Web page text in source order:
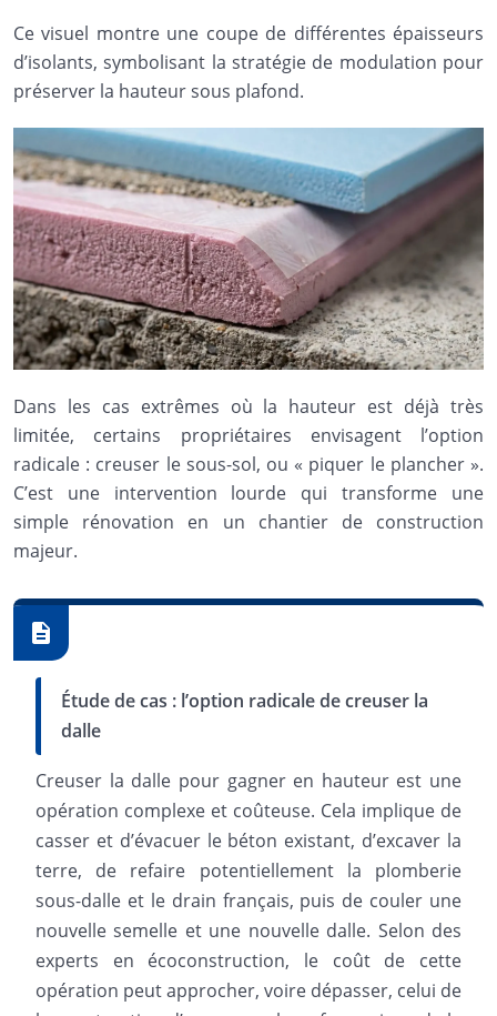
Ce visuel montre une coupe de différentes épaisseurs
d’isolants, symbolisant la stratégie de modulation pour
préserver la hauteur sous plafond.
Dans les cas extrêmes où la hauteur est déjà très
limitée, certains propriétaires envisagent l’option
radicale : creuser le sous-sol, ou « piquer le plancher ».
C’est une intervention lourde qui transforme une
simple rénovation en un chantier de construction
majeur.
Étude de cas : l’option radicale de creuser la
dalle
Creuser la dalle pour gagner en hauteur est une
opération complexe et coûteuse. Cela implique de
casser et d’évacuer le béton existant, d’excaver la
terre, de refaire potentiellement la plomberie
sous-dalle et le drain français, puis de couler une
nouvelle semelle et une nouvelle dalle. Selon des
experts en écoconstruction, le coût de cette
opération peut approcher, voire dépasser, celui de